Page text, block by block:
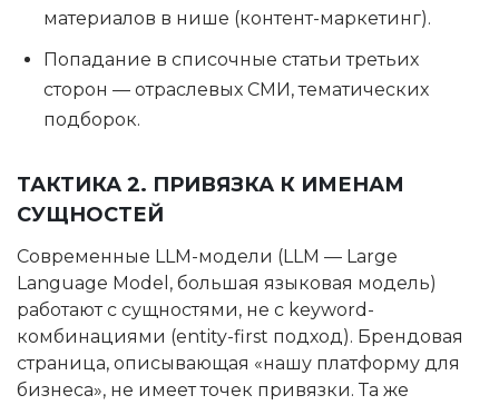
материалов в нише (контент-маркетинг).
Попадание в списочные статьи третьих
сторон — отраслевых СМИ, тематических
подборок.
ТАКТИКА 2. ПРИВЯЗКА К ИМЕНАМ
СУЩНОСТЕЙ
Современные LLM-модели (LLM — Large
Language Model, большая языковая модель)
работают с сущностями, не с keyword-
комбинациями (entity-first подход). Брендовая
страница, описывающая «нашу платформу для
бизнеса», не имеет точек привязки. Та же